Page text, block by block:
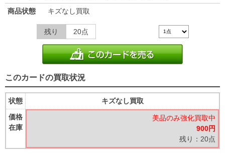
商品状態
キズなし買取
残り 20点
このカードの買取状況
状態
価格
在庫
キズなし買取
美品のみ強化買取中
900円
残り：20点